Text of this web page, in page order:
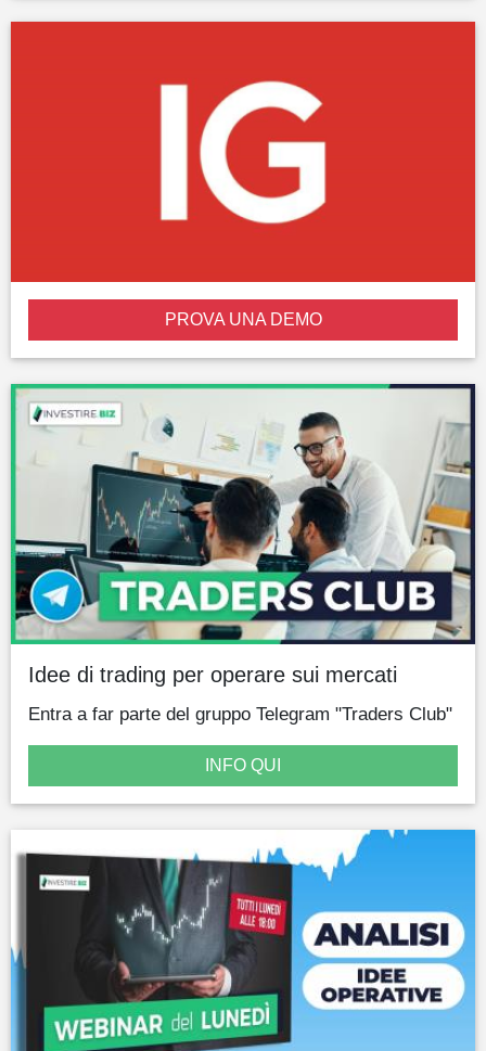
PROVA UNA DEMO
Idee di trading per operare sui mercati
Entra a far parte del gruppo Telegram "Traders Club"
INFO QUI